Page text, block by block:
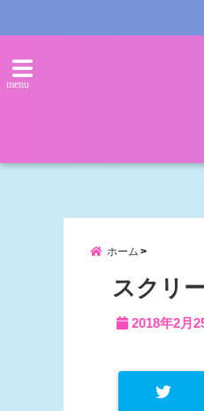
menu
ホーム
スクリ
2018年2月